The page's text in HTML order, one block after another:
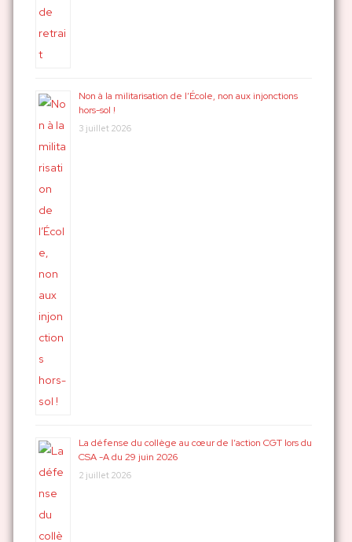
Non à la militarisation de l’École, non aux injonctions
hors-sol !
3 juillet 2026
La défense du collège au cœur de l’action CGT lors du
CSA -A du 29 juin 2026
2 juillet 2026